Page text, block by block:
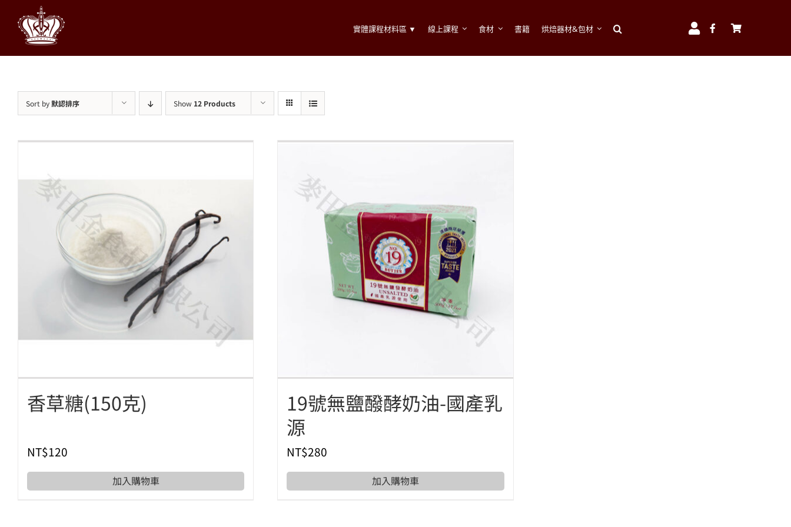
content
實體課程材料區 ▼ 線上課程 食材 書籍 烘焙器材&包材
Toggle
Navigation
送貨地址
Sort by默認排序 Show 12 Products
香草糖(150克)
NT$120
加入購物車
19號無鹽醱酵奶油-國產乳
源
NT$280
加入購物車